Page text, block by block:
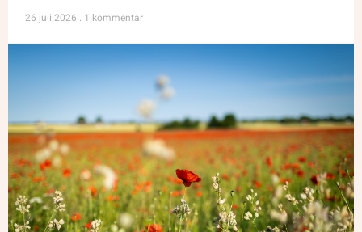
26 juli 2026
1 kommentar